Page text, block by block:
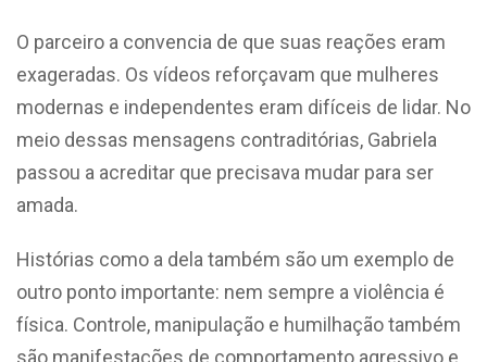
O parceiro a convencia de que suas reações eram
exageradas. Os vídeos reforçavam que mulheres
modernas e independentes eram difíceis de lidar. No
meio dessas mensagens contraditórias, Gabriela
passou a acreditar que precisava mudar para ser
amada.
Histórias como a dela também são um exemplo de
outro ponto importante: nem sempre a violência é
física. Controle, manipulação e humilhação também
são manifestações de comportamento agressivo e